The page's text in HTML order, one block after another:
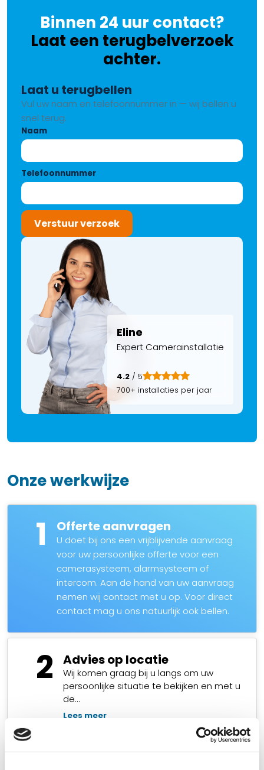
Binnen 24 uur contact?
Laat een terugbelverzoek
achter.
Laat u terugbellen
Vul uw naam en telefoonnummer in — wij bellen u
snel terug.
Naam
Telefoonnummer
Verstuur verzoek
Eline
Expert Camerainstallatie
4.2 / 5
700+ installaties per jaar
Onze werkwijze
1 Offerte aanvragen
U doet bij ons een vrijblijvende aanvraag
voor uw persoonlijke offerte voor een
camerasysteem, alarmsysteem of
intercom. Aan de hand van uw aanvraag
nemen wij contact met u op. Voor direct
contact mag u ons natuurlijk ook bellen.
2 Advies op locatie
Wij komen graag bij u langs om uw
persoonlijke situatie te bekijken en met u
de…
Lees meer